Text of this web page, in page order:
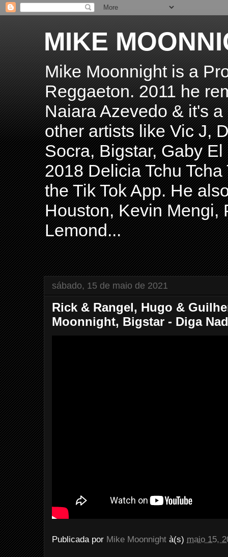
MIKE
Mike Moonnight is a
Reggaeton. 2011 he
Naiara Azevedo & it's
other artists like Vic J,
Socra, Bigstar, Gaby
2018 Delicia Tchu
the Tik Tok App. He
Houston, Kevin Mengi,
Lemond...
sábado, 15 de maio de 2021
Rick & Rangel, Hugo &
Moonnight, Bigstar - Diga
Publicada por Mike Moonnight à(s) maio 15,